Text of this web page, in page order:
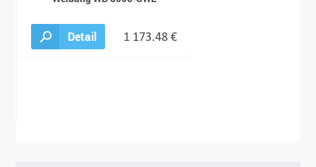
Detail 1 173.48 €